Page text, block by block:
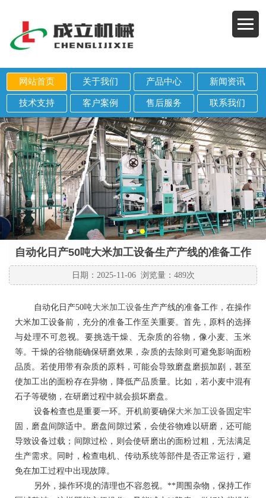
网站首页 关于我们 产品中心 新闻资讯
技术支持 客户案例 售后服务 联系我们
自动化日产50吨大米加工设备生产产线的准备工作
日期：2025-11-06 浏览量：489次
自动化日产50吨大米加工设备生产产线的准备工作，在操作
大米加工设备前，充分的准备工作至关重要。首先，原料的选择
与处理不可忽视。要挑选干燥、无杂质的谷物，像小麦、玉米
等。干燥的谷物能确保研磨效果，杂质的去除则可避免影响面粉
品质。若使用带有杂质的原料，可能会导致磨盘磨损加剧，甚至
使加工出的面粉存在异物，降低产品质量。比如，若小麦中混有
石子等硬物，在研磨过程中就会损坏磨盘。
设备检查也是重要一环。开机前要确保大米加工设备 固定牢
固，磨盘间隙适中。磨盘间隙过紧，会使谷物难以研磨，还可能
导致设备过载；间隙过松，则会使研磨出的面粉过粗，无法满足
生产需求。同时，检查电机、传动系统等部件是否正常运行，避
免在加工过程中出现故障。
另外，操作环境的清理也不容忽视。**周围杂物，保持工作